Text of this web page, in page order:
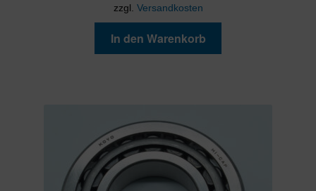
zzgl. Versandkosten
In den Warenkorb